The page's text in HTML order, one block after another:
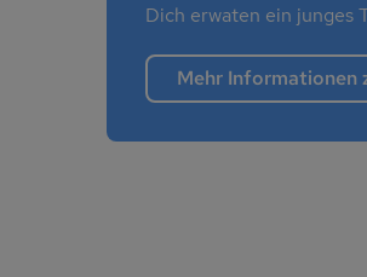
Dich erwaten ein junges
Mehr Informationen